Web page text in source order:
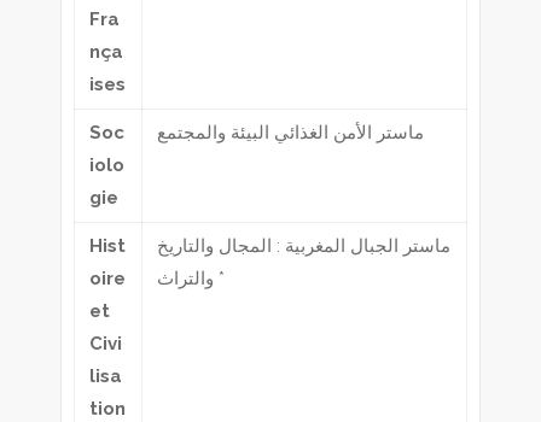
Fra
nça
ises
Soc
iolo
gie
ماستر الأمن الغذائي البيئة والمجتمع
Hist
oire
et
Civi
lisa
tion
ماستر الجبال المغربية : المجال والتاريخ
والتراث *